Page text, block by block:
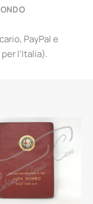
PayPal e
l'Italia).